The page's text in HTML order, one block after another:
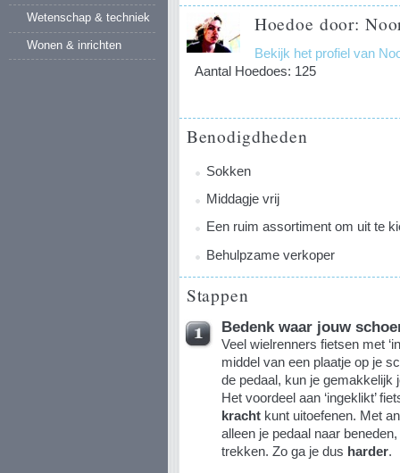
Wetenschap & techniek
Wonen & inrichten
Hoedoe door:
Bekijk het profiel van
Aantal Hoedoes: 125
Benodigdheden
Sokken
Middagje vrij
Een ruim assortiment om uit te
Behulpzame verkoper
Stappen
Bedenk waar jouw
Veel wielrenners fietsen met
middel van een plaatje op je
de pedaal, kun je gemakkelijk
Het voordeel aan ‘ingeklikt’
krachtkunt uitoefenen. Met
alleen je pedaal naar
trekken. Zo ga je dus harder.